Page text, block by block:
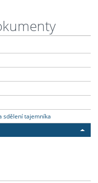
sdělení tajemníka